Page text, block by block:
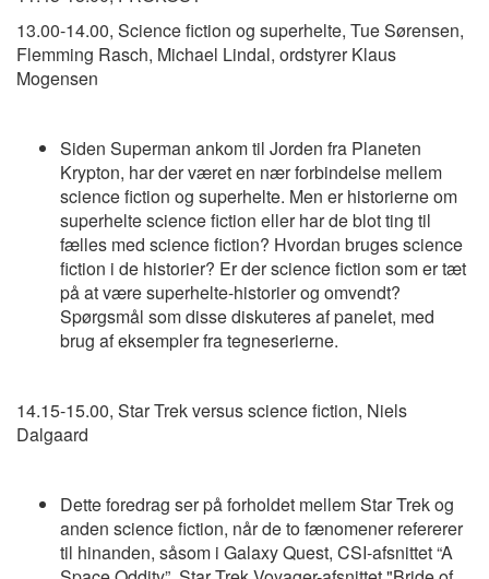
13.00-14.00, Science fiction og superhelte, Tue Sørensen,
Flemming Rasch, Michael Lindal, ordstyrer Klaus
Mogensen
Siden Superman ankom til Jorden fra Planeten
Krypton, har der været en nær forbindelse mellem
science fiction og superhelte. Men er historierne om
superhelte science fiction eller har de blot ting til
fælles med science fiction? Hvordan bruges science
fiction i de historier? Er der science fiction som er tæt
på at være superhelte-historier og omvendt?
Spørgsmål som disse diskuteres af panelet, med
brug af eksempler fra tegneserierne.
14.15-15.00, Star Trek versus science fiction, Niels
Dalgaard
Dette foredrag ser på forholdet mellem Star Trek og
anden science fiction, når de to fænomener refererer
til hinanden, såsom i Galaxy Quest, CSI-afsnittet “A